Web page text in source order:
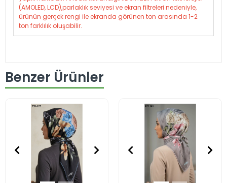
(AMOLED, LCD),parlaklık seviyesi ve ekran filtreleri nedeniyle,
ürünün gerçek rengi ile ekranda görünen ton arasında 1-2
ton farklılık oluşabilir.
Benzer Ürünler